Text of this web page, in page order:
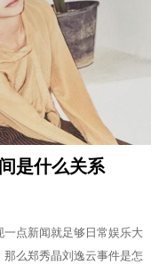
是什么关系
点新闻就足够日常娱乐大
么郑秀晶刘逸云事件是怎